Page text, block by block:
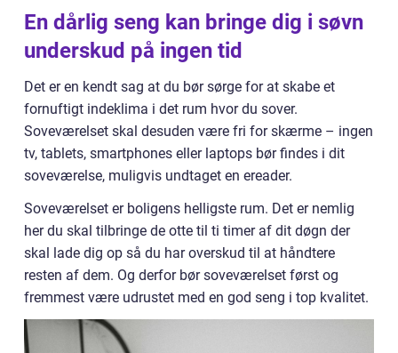
En dårlig seng kan bringe dig i søvn
underskud på ingen tid
Det er en kendt sag at du bør sørge for at skabe et
fornuftigt indeklima i det rum hvor du sover.
Soveværelset skal desuden være fri for skærme – ingen
tv, tablets, smartphones eller laptops bør findes i dit
soveværelse, muligvis undtaget en ereader.
Soveværelset er boligens helligste rum. Det er nemlig
her du skal tilbringe de otte til ti timer af dit døgn der
skal lade dig op så du har overskud til at håndtere
resten af dem. Og derfor bør soveværelset først og
fremmest være udrustet med en god seng i top kvalitet.